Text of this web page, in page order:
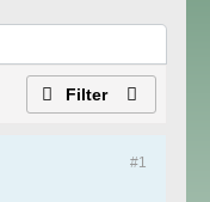
Filter
#1